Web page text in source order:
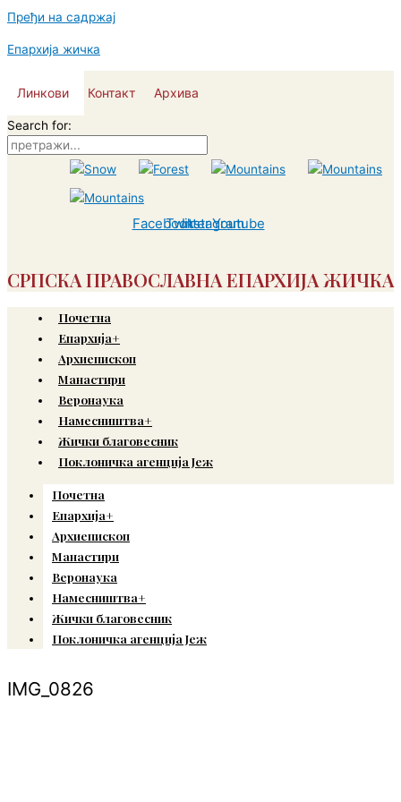
Пређи на садржај
Епархија жичка
Линкови Контакт Архива
Search for:
Facebook
Twitter
Instagram
Youtube
СРПСКА ПРАВОСЛАВНА ЕПАРХИЈА ЖИЧКА
Почетна
Епархија+
Архиепископ
Манастири
Веронаука
Намесништва+
Жички благовесник
Поклоничка агенција Јеж
Почетна
Епархија+
Архиепископ
Манастири
Веронаука
Намесништва+
Жички благовесник
Поклоничка агенција Јеж
IMG_0826